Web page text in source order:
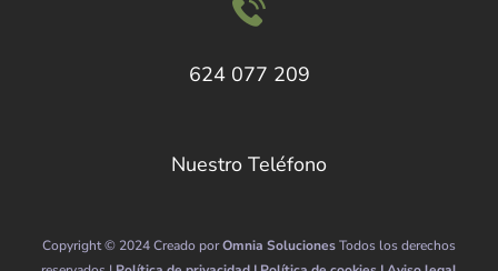
624 077 209
Nuestro Teléfono
Copyright © 2024 Creado porOmnia SolucionesTodos los derechos